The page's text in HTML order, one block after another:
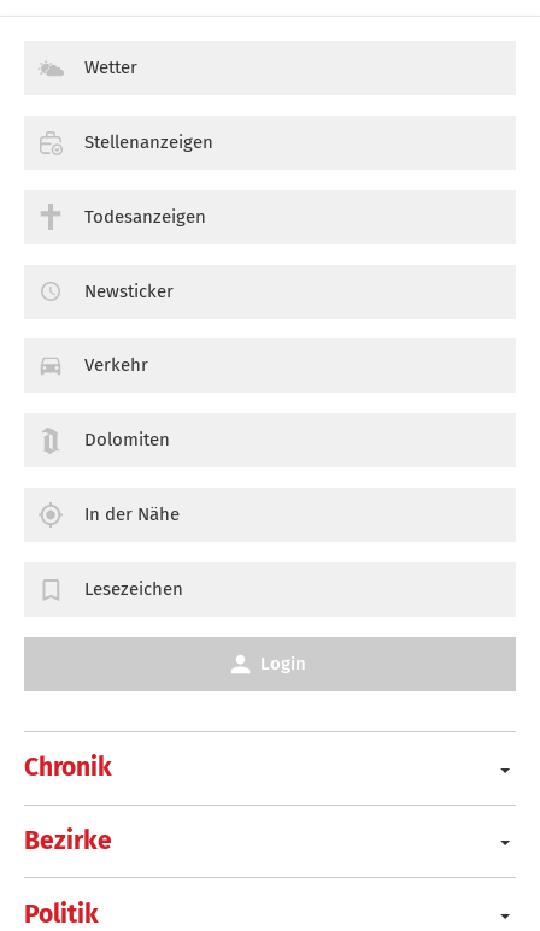
Chronik
Bezirke
Politik
Wetter
Stellenanzeigen
Todesanzeigen
Newsticker
Verkehr
Dolomiten
In der Nähe
Lesezeichen
Login